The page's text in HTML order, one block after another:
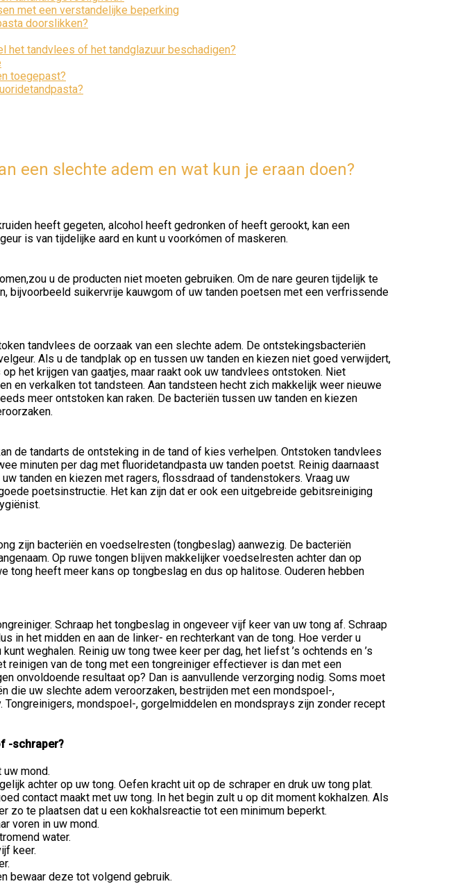
met een verstandelijke beperking
doorslikken?
het tandvlees of het tandglazuur beschadigen?
toegepast?
een slechte adem en wat kun je eraan doen?
heeft gegeten, alcohol heeft gedronken of heeft gerookt, kan een
is van tijdelijke aard en kunt u voorkómen of maskeren.
u de producten niet moeten gebruiken. Om de nare geuren tijdelijk te
bijvoorbeeld suikervrije kauwgom of uw tanden poetsen met een verfrissende
tandvlees de oorzaak van een slechte adem. De ontstekingsbacteriën
Als u de tandplak op en tussen uw tanden en kiezen niet goed verwijdert,
het krijgen van gaatjes, maar raakt ook uw tandvlees ontstoken. Niet
en verkalken tot tandsteen. Aan tandsteen hecht zich makkelijk weer nieuwe
meer ontstoken kan raken. De bacteriën tussen uw tanden en kiezen
de tandarts de ontsteking in de tand of kies verhelpen. Ontstoken tandvlees
minuten per dag met fluoridetandpasta uw tanden poetst. Reinig daarnaast
tanden en kiezen met ragers, flossdraad of tandenstokers. Vraag uw
poetsinstructie. Het kan zijn dat er ook een uitgebreide gebitsreiniging
zijn bacteriën en voedselresten (tongbeslag) aanwezig. De bacteriën
Op ruwe tongen blijven makkelijker voedselresten achter dan op
tong heeft meer kans op tongbeslag en dus op halitose. Ouderen hebben
Schraap het tongbeslag in ongeveer vijf keer van uw tong af. Schraap
in het midden en aan de linker- en rechterkant van de tong. Hoe verder u
weghalen. Reinig uw tong twee keer per dag, het liefst ’s ochtends en ’s
reinigen van de tong met een tongreiniger effectiever is dan met een
onvoldoende resultaat op? Dan is aanvullende verzorging nodig. Soms moet
die uw slechte adem veroorzaken, bestrijden met een mondspoel-,
mondspoel-, gorgelmiddelen en mondsprays zijn zonder recept
-schraper?
mond.
achter op uw tong. Oefen kracht uit op de schraper en druk uw tong plat.
contact maakt met uw tong. In het begin zult u op dit moment kokhalzen. Als
zo te plaatsen dat u een kokhalsreactie tot een minimum beperkt.
voren in uw mond.
water.
keer.
bewaar deze tot volgend gebruik.